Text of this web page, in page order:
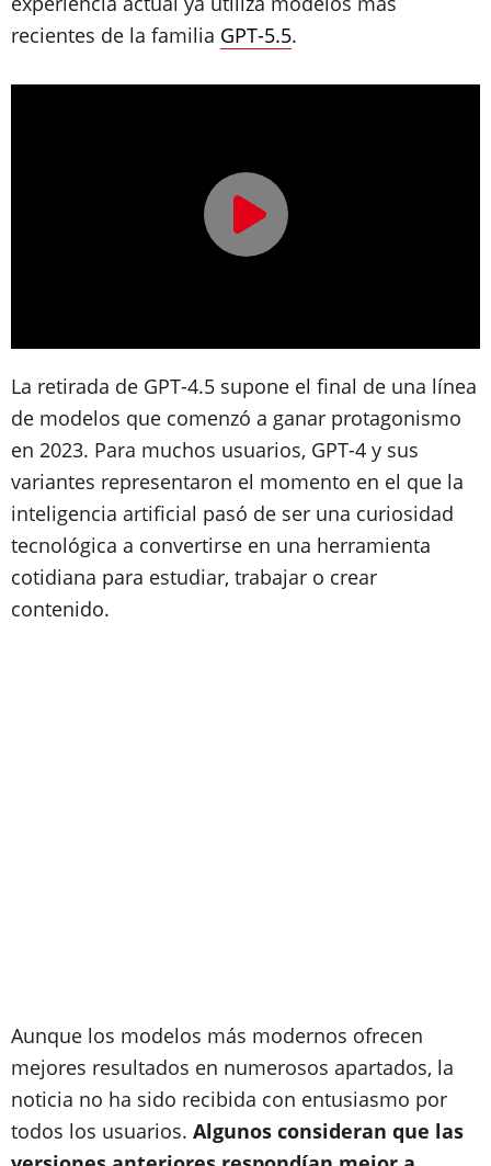
recientes de la familia GPT-5.5.
La retirada de GPT-4.5 supone el final de una línea
de modelos que comenzó a ganar protagonismo
en 2023. Para muchos usuarios, GPT-4 y sus
variantes representaron el momento en el que la
inteligencia artificial pasó de ser una curiosidad
tecnológica a convertirse en una herramienta
cotidiana para estudiar, trabajar o crear
contenido.
Aunque los modelos más modernos ofrecen
mejores resultados en numerosos apartados, la
noticia no ha sido recibida con entusiasmo por
todos los usuarios. Algunos consideran que las